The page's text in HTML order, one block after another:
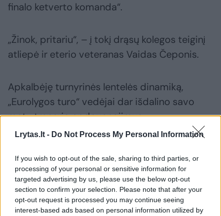
Lrytas.lt - Do Not Process My Personal Information
If you wish to opt-out of the sale, sharing to third parties, or
processing of your personal or sensitive information for
targeted advertising by us, please use the below opt-out
section to confirm your selection. Please note that after your
opt-out request is processed you may continue seeing
interest-based ads based on personal information utilized by
finalo ketverto komanda“.
„Žinok, pritariu“, – į tokį drąsų kolegos teiginį
atliepė ir eterio veteranas Vaidas Čeponis.
Apkalbėję turnyrinės lentelės dinamiką,
„Eurolygos turo“ vedėjai dar išdalino savo
metų trenerio apdovanojimus.
pradėjo Lekšas, – Šaras, kuris iš
„Fenerbahče“ spaudžia maksimumą. Tada yra
Pedro Martinezas, kur „Valencia“ klubo niekas
nematė net įkrintamosiose ir yra Tomas